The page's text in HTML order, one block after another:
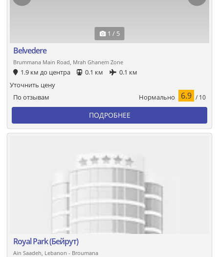
1 / 5
Belvedere
Brummana Main Road, Mrah Ghanem Zone
1.9 км до центра 0.1 км 0.1 км
По отзывам Нормально 6.9 / 10
Уточнить цену
ПОДРОБНЕЕ
Royal Park (Бейрут)
Ain Saadeh, Lebanon - Broumana